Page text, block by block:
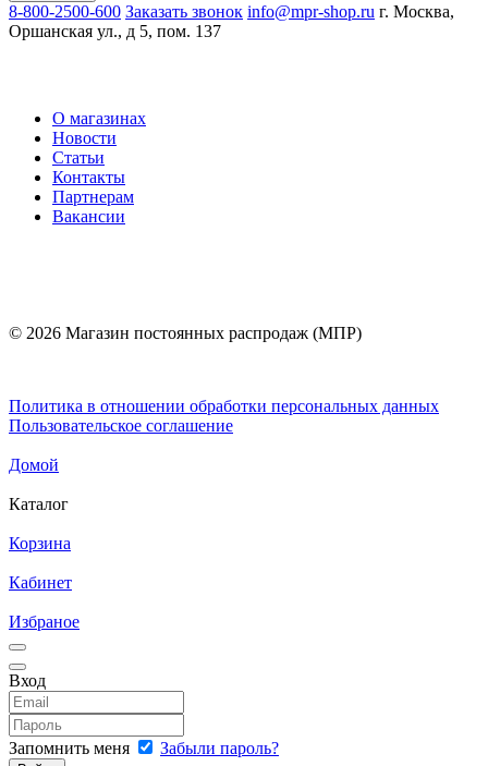
8-800-2500-600 Заказать звонок info@mpr-shop.ru г. Москва,
Оршанская ул., д 5, пом. 137
О магазинах
Новости
Статьи
Контакты
Партнерам
Вакансии
© 2026 Магазин постоянных распродаж (МПР)
Политика в отношении обработки персональных данных
Пользовательское соглашение
Домой
Каталог
Корзина
Кабинет
Избраное
Вход
Запомнить меня Забыли пароль?